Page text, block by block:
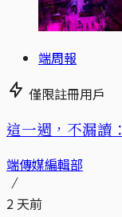
端周報
僅限註冊用戶
這一週，不漏讀
端傳媒編輯部
2 天前